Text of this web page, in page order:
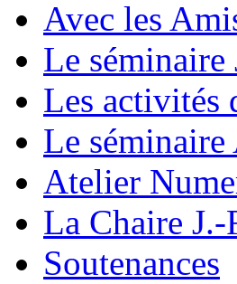
Avec les
Le séminaire
Les activités
Le
Atelier
La Chaire
Soutenances